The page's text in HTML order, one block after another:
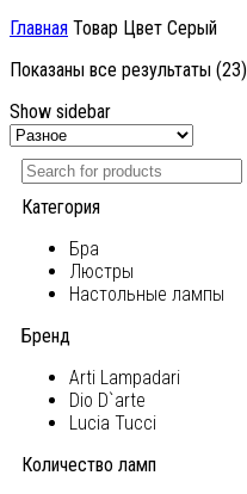
Главная Товар Цвет Серый
Показаны все результаты (23)
Show sidebar
Категория
Бра
Люстры
Настольные лампы
Бренд
Arti Lampadari
Dio D`arte
Lucia Tucci
Количество ламп